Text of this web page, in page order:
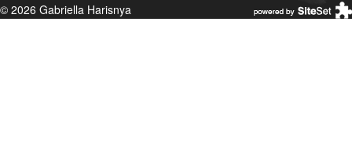
© 2026 Gabriella Harisnya